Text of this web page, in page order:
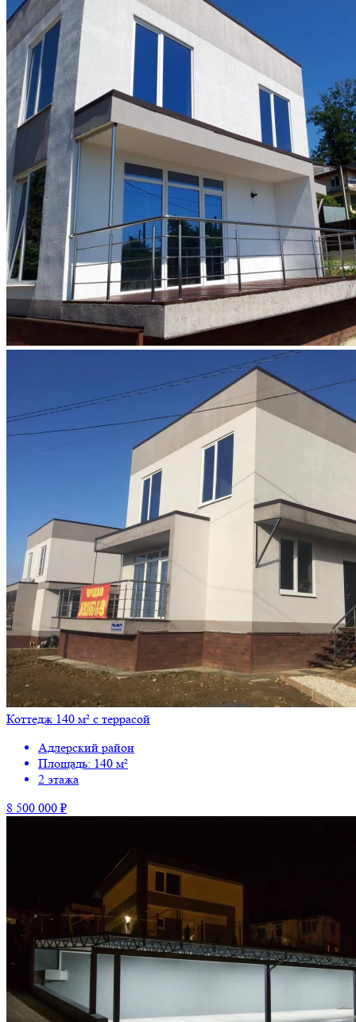
Коттедж 140 м² с террасой
Адлерский район
Площадь: 140 м²
2 этажа
8 500 000 ₽